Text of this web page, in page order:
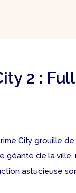
2 :
City grouille
géante de la ville,
astucieuse